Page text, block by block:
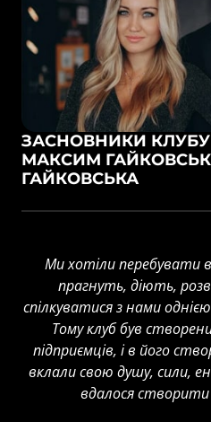
ЗАСНОВНИКИ КЛУБУ
МАКСИМ
ГАЙКОВСЬКА
Ми хотіли перебувати
прагнуть, діють,
спілкуватися з нами
Тому клуб був
підприємців, і в його
вклали свою душу, сили,
вдалося створити